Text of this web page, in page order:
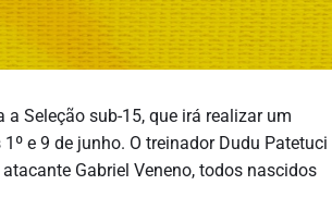
Seleção sub-15, que irá realizar um
e 9 de junho. O treinador Dudu Patetuci
Gabriel Veneno, todos nascidos